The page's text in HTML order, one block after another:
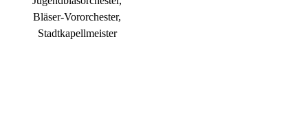
Bläser-Vororchester,
Stadtkapellmeister